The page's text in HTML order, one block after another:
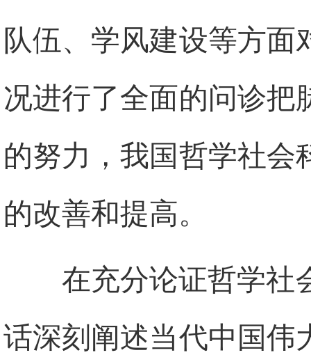
队伍、学风建设等方
况进行了全面的问诊把
的努力，我国哲学社会
的改善和提高。
在充分论证哲学社
话深刻阐述当代中国伟